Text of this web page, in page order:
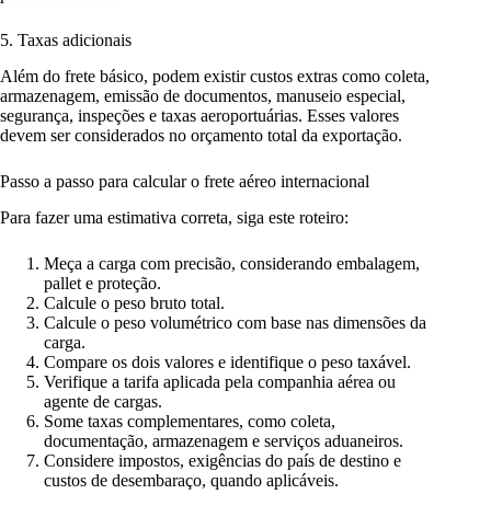
5. Taxas adicionais
Além do frete básico, podem existir custos extras como coleta,
armazenagem, emissão de documentos, manuseio especial,
segurança, inspeções e taxas aeroportuárias. Esses valores
devem ser considerados no orçamento total da exportação.
Passo a passo para calcular o frete aéreo internacional
Para fazer uma estimativa correta, siga este roteiro:
Meça a carga com precisão, considerando embalagem,
pallet e proteção.
Calcule o peso bruto total.
Calcule o peso volumétrico com base nas dimensões da
carga.
Compare os dois valores e identifique o peso taxável.
Verifique a tarifa aplicada pela companhia aérea ou
agente de cargas.
Some taxas complementares, como coleta,
documentação, armazenagem e serviços aduaneiros.
Considere impostos, exigências do país de destino e
custos de desembaraço, quando aplicáveis.